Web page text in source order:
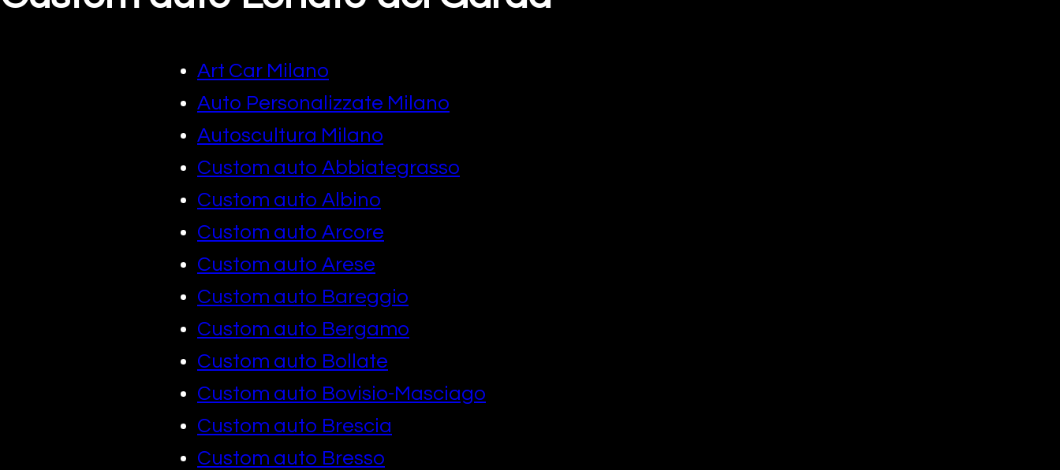
Art Car Milano
Auto Personalizzate Milano
Autoscultura Milano
Custom auto Abbiategrasso
Custom auto Albino
Custom auto Arcore
Custom auto Arese
Custom auto Bareggio
Custom auto Bergamo
Custom auto Bollate
Custom auto Bovisio-Masciago
Custom auto Brescia
Custom auto Bresso